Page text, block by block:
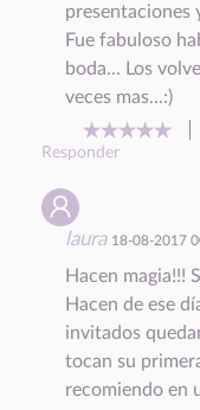
presentaciones
Fue fabuloso
boda... Los
veces mas...:)
Responder
laura 18-08-2017
Hacen magia!!!
Hacen de ese
invitados
tocan su
recomiendo en